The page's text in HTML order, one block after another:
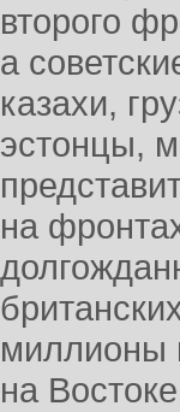
второго
а
казахи,
эстонцы,
на
миллионы
на